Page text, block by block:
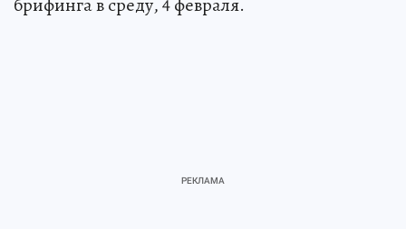
брифинга в среду, 4 февраля.